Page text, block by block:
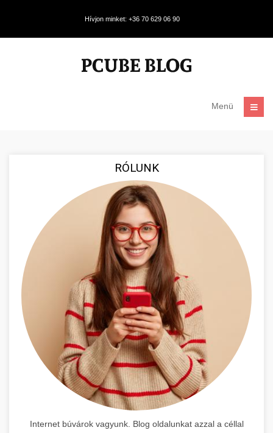
Hívjon minket: +36 70 629 06 90
Menü
RÓLUNK
Internet búvárok vagyunk. Blog oldalunkat azzal a céllal